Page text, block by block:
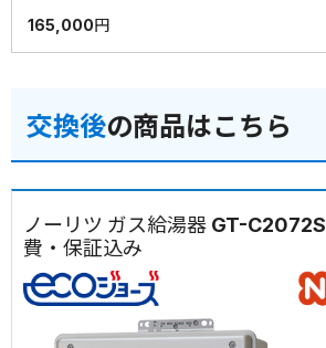
165,000円
交換後の商品はこちら
ノーリツ ガス給湯器 GT-
費・保証込み